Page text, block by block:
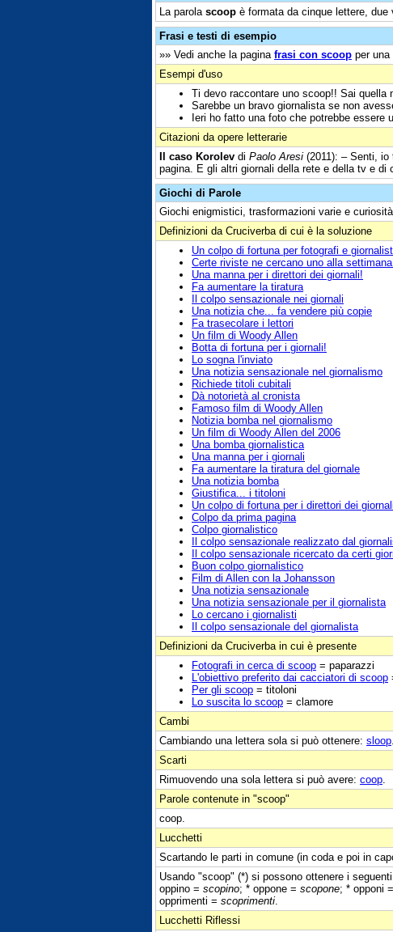
La parola scoop è formata da cinque lettere, due
Frasi e testi di esempio
»» Vedi anche la pagina frasi con scoop per una
Esempi d'uso
Ti devo raccontare uno scoop!! Sai
Sarebbe un bravo giornalista se non
Ieri ho fatto una foto che potrebbe essere
Citazioni da opere letterarie
Il caso Korolev di Paolo Aresi (2011): – Senti,
pagina. E gli altri giornali della rete e della tv e di
Giochi di Parole
Giochi enigmistici, trasformazioni varie e
Definizioni da Cruciverba di cui è la soluzione
Un colpo di fortuna per fotografi e
Certe riviste ne cercano uno alla
Una manna per i direttori dei giornali!
Fa aumentare la tiratura
Il colpo sensazionale nei giornali
Una notizia che... fa vendere più copie
Fa trasecolare i lettori
Un film di Woody Allen
Botta di fortuna per i giornali!
Lo sogna l'inviato
Una notizia sensazionale nel giornalismo
Richiede titoli cubitali
Dà notorietà al cronista
Famoso film di Woody Allen
Notizia bomba nel giornalismo
Un film di Woody Allen del 2006
Una bomba giornalistica
Una manna per i giornali
Fa aumentare la tiratura del giornale
Una notizia bomba
Giustifica... i titoloni
Un colpo di fortuna per i direttori dei giornali
Colpo da prima pagina
Colpo giornalistico
Il colpo sensazionale realizzato dal
Il colpo sensazionale ricercato da certi
Buon colpo giornalistico
Film di Allen con la Johansson
Una notizia sensazionale
Una notizia sensazionale per il giornalista
Lo cercano i giornalisti
Il colpo sensazionale del giornalista
Definizioni da Cruciverba in cui è presente
Fotografi in cerca di scoop = paparazzi
L'obiettivo preferito dai cacciatori di scoop
Per gli scoop = titoloni
Lo suscita lo scoop = clamore
Cambi
Cambiando una lettera sola si può ottenere: sloop
Scarti
Rimuovendo una sola lettera si può avere: coop
Parole contenute in "scoop"
coop.
Lucchetti
Scartando le parti in comune (in coda e poi in
Usando "scoop" (*) si possono ottenere i
oppino = scopino; * oppone = scopone; * opponi =
opprimenti = scoprimenti
Lucchetti Riflessi